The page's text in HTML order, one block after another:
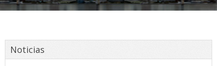
Noticias